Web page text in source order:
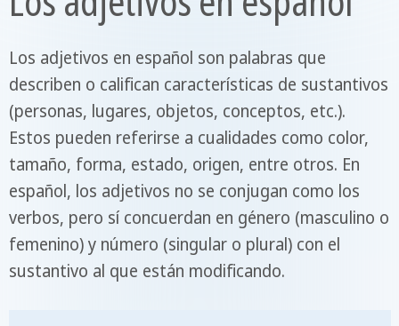
Los adjetivos en español son palabras que
describen o califican características de sustantivos
(personas, lugares, objetos, conceptos, etc.).
Estos pueden referirse a cualidades como color,
tamaño, forma, estado, origen, entre otros. En
español, los adjetivos no se conjugan como los
verbos, pero sí concuerdan en género (masculino o
femenino) y número (singular o plural) con el
sustantivo al que están modificando.